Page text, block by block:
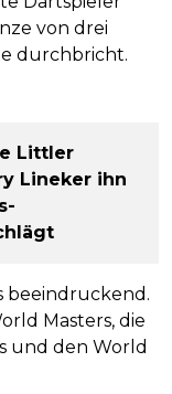
von drei
durchbricht.
Littler
Lineker ihn
beeindruckend.
Masters, die
und den World